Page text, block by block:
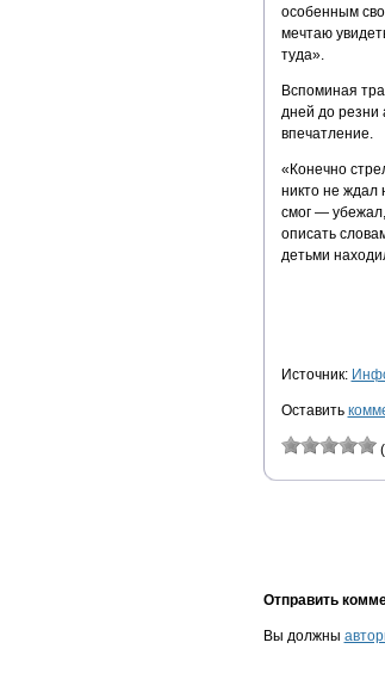
особенным
мечтаю
туда».
Вспоминая
дней до
впечатление.
«Конечно
никто не ждал
смог —
описать
детьми
Источник:
Оставить
Отправить
Вы должны